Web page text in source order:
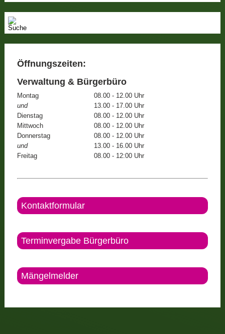
Öffnungszeiten:
Verwaltung & Bürgerbüro
Montag
08.00 - 12.00 Uhr
und
13.00 - 17.00 Uhr
Dienstag
08.00 - 12.00 Uhr
Mittwoch
08.00 - 12.00 Uhr
Donnerstag
08.00 - 12.00 Uhr
und
13.00 - 16.00 Uhr
Freitag
08.00 - 12:00 Uhr
Kontaktformular
Terminvergabe Bürgerbüro
Mängelmelder